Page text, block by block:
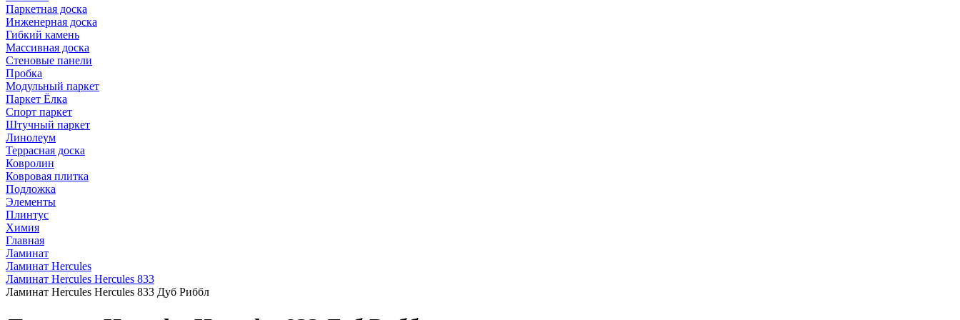
Паркетная доска
Инженерная доска
Гибкий камень
Массивная доска
Стеновые панели
Пробка
Модульный паркет
Паркет Ёлка
Спорт паркет
Штучный паркет
Линолеум
Террасная доска
Ковролин
Ковровая плитка
Подложка
Элементы
Плинтус
Химия
Главная
Ламинат
Ламинат Hercules
Ламинат Hercules Hercules 833
Ламинат Hercules Hercules 833 Дуб Риббл